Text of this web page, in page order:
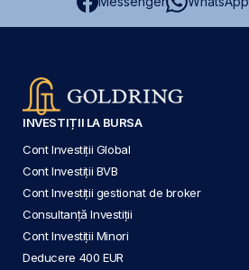
INVESTIȚII LA BURSA
Cont Investiții Global
Cont Investiții BVB
Cont Investiții gestionat de broker
Consultanță Investiții
Cont Investiții Minori
Deducere 400 EUR